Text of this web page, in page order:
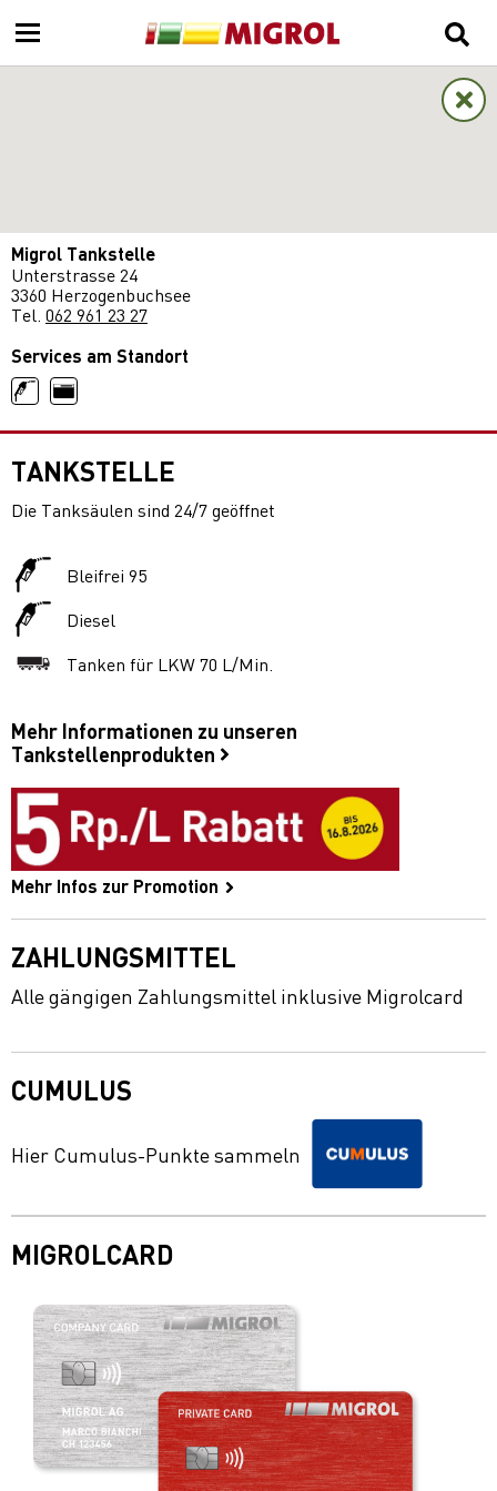
Migrol Tankstelle
Unterstrasse 24
3360 Herzogenbuchsee
Tel. 062 961 23 27
Services am Standort
TANKSTELLE
Die Tanksäulen sind 24/7 geöffnet
Bleifrei 95
Diesel
Tanken für LKW 70 L/Min.
Mehr Informationen zu unseren
Tankstellenprodukten
Mehr Infos zur Promotion
ZAHLUNGSMITTEL
Alle gängigen Zahlungsmittel inklusive Migrolcard
CUMULUS
Hier Cumulus-Punkte sammeln
MIGROLCARD